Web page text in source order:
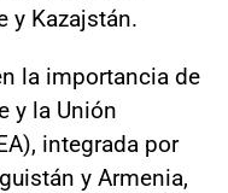
y Kazajstán.
la importancia de
y la Unión
integrada por
y Armenia,